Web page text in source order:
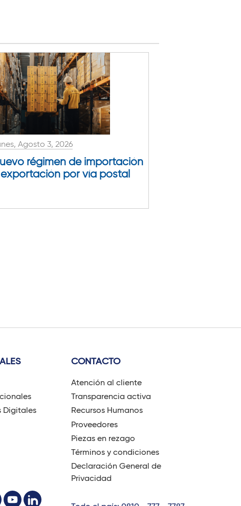
Agosto 3, 2026
régimen de importación
por vía postal
Digitales
CONTACTO
Atención al cliente
Transparencia activa
Recursos Humanos
Proveedores
Piezas en rezago
Términos y condiciones
Declaración General de
Privacidad